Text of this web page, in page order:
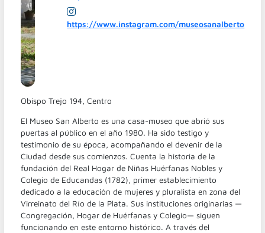
https://www.instagram.com/museosanalberto
Obispo Trejo 194, Centro
El Museo San Alberto es una casa-museo que abrió sus
puertas al público en el año 1980. Ha sido testigo y
testimonio de su época, acompañando el devenir de la
Ciudad desde sus comienzos. Cuenta la historia de la
fundación del Real Hogar de Niñas Huérfanas Nobles y
Colegio de Educandas (1782), primer establecimiento
dedicado a la educación de mujeres y pluralista en zona del
Virreinato del Río de la Plata. Sus instituciones originarias —
Congregación, Hogar de Huérfanas y Colegio— siguen
funcionando en este entorno histórico. A través del